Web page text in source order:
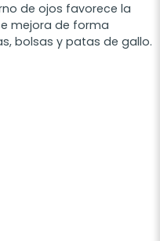
de ojos favorece la
mejora de forma
bolsas y patas de gallo.